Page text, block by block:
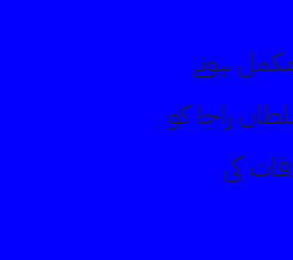
ہونے
راجا کو
کی